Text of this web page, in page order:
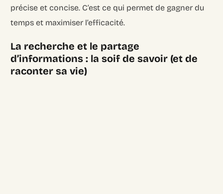
précise et concise. C’est ce qui permet de gagner du
temps et maximiser l’efficacité.
La recherche et le partage
d’informations : la soif de savoir (et de
raconter sa vie)